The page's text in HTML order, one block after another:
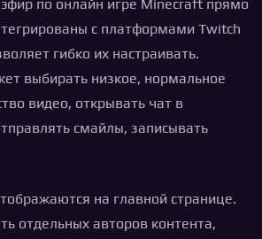
по онлайн игре Minecraft прямо
с платформами Twitch
гибко их настраивать.
выбирать низкое, нормальное
видео, открывать чат в
смайлы, записывать
на главной странице.
отдельных авторов контента,